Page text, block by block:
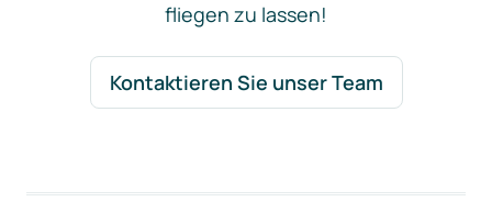
fliegen zu lassen!
Kontaktieren Sie unser Team